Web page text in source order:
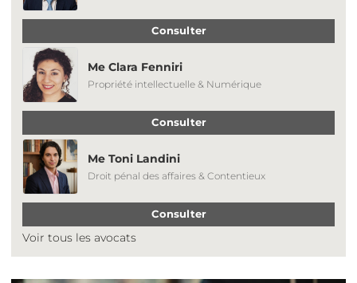
Consulter
Me Clara Fenniri
Propriété intellectuelle & Numérique
Consulter
Me Toni Landini
Droit pénal des affaires & Contentieux
Consulter
Voir tous les avocats